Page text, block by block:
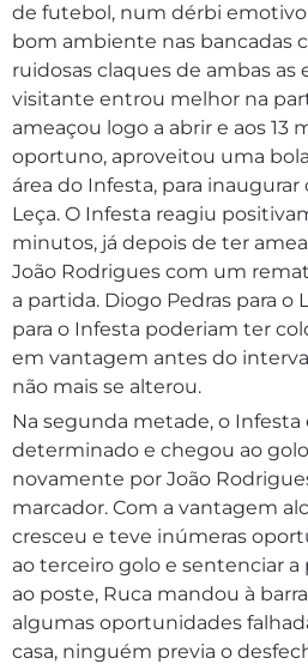
de futebol, num dérbi
bom ambiente nas bancadas
ruidosas claques de ambas as
visitante entrou melhor na
ameaçou logo a abrir e aos 13
oportuno, aproveitou uma
área do Infesta, para
Leça. O Infesta reagiu
minutos, já depois de ter
João Rodrigues com um
a partida. Diogo Pedras para o
para o Infesta poderiam ter
em vantagem antes do
não mais se alterou.
Na segunda metade, o
determinado e chegou ao
novamente por João
marcador. Com a vantagem
cresceu e teve inúmeras
ao terceiro golo e sentenciar a
ao poste, Ruca mandou à
algumas oportunidades
casa, ninguém previa o